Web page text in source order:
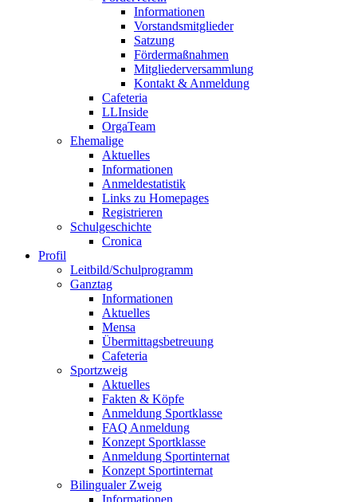
Informationen
Vorstandsmitglieder
Satzung
Fördermaßnahmen
Mitgliederversammlung
Kontakt & Anmeldung
Cafeteria
LLInside
OrgaTeam
Ehemalige
Aktuelles
Informationen
Anmeldestatistik
Links zu Homepages
Registrieren
Schulgeschichte
Cronica
Profil
Leitbild/Schulprogramm
Ganztag
Informationen
Aktuelles
Mensa
Übermittagsbetreuung
Cafeteria
Sportzweig
Aktuelles
Fakten & Köpfe
Anmeldung Sportklasse
FAQ Anmeldung
Konzept Sportklasse
Anmeldung Sportinternat
Konzept Sportinternat
Bilingualer Zweig
Informationen